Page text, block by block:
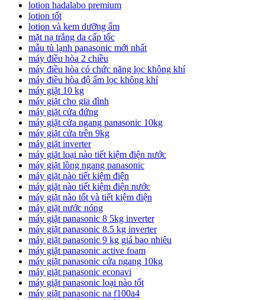
lotion hadalabo premium
lotion tốt
lotion và kem dưỡng ẩm
mặt nạ trắng da cấp tốc
mẫu tủ lạnh panasonic mới nhất
máy điều hòa 2 chiều
máy điều hòa có chức năng lọc không khí
máy điều hòa độ ẩm lọc không khí
máy giặt 10 kg
máy giặt cho gia đình
máy giặt cửa đứng
máy giặt cửa ngang panasonic 10kg
máy giặt cửa trên 9kg
máy giặt inverter
máy giặt loại nào tiết kiệm điện nước
máy giặt lồng ngang panasonic
máy giặt nào tiết kiệm điện
máy giặt nào tiết kiệm điện nước
máy giặt nào tốt và tiết kiệm điện
máy giặt nước nóng
máy giặt panasonic 8 5kg inverter
máy giặt panasonic 8.5 kg inverter
máy giặt panasonic 9 kg giá bao nhiêu
máy giặt panasonic active foam
máy giặt panasonic cửa ngang 10kg
máy giặt panasonic econavi
máy giặt panasonic loại nào tốt
máy giặt panasonic na f100a4